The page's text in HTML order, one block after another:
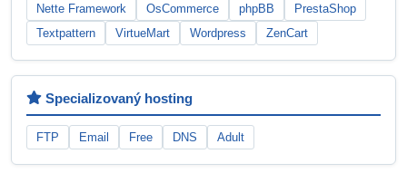
Nette Framework
OsCommerce phpBB
PrestaShop
Textpattern
VirtueMart Wordpress ZenCart
Specializovaný hosting
FTP Email Free DNS Adult